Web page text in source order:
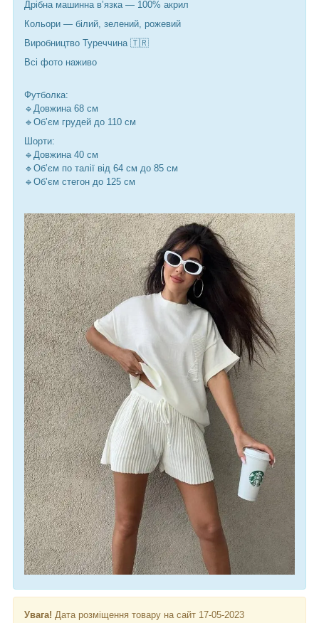
Дрібна машинна вʼязка — 100% акрил
Кольори — білий, зелений, рожевий
Виробництво Туреччина 🇹🇷
Всі фото наживо
Футболка:
🔹Довжина 68 см
🔹Обʼєм грудей до 110 см
Шорти:
🔹Довжина 40 см
🔹Обʼєм по талії від 64 см до 85 см
🔹Обʼєм стегон до 125 см
Увага! Дата розміщення товару на сайт 17-05-2023